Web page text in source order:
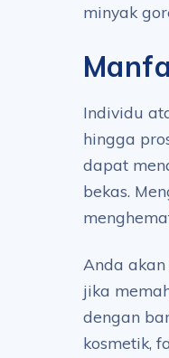
minyak
Individu
hingga
dapat
bekas.
Anda
jika
dengan
kosmetik,